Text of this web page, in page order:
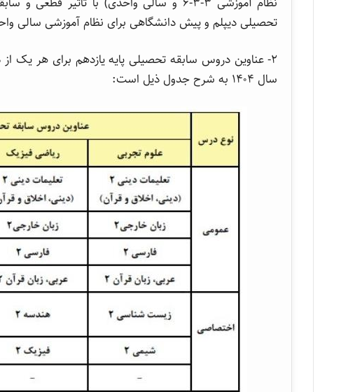
تحصیلی دیپلم و پیش دانشگاهی برای نظام آموزشی سالی
سال ۱۴۰۴ به شرح جدول ذیل است: